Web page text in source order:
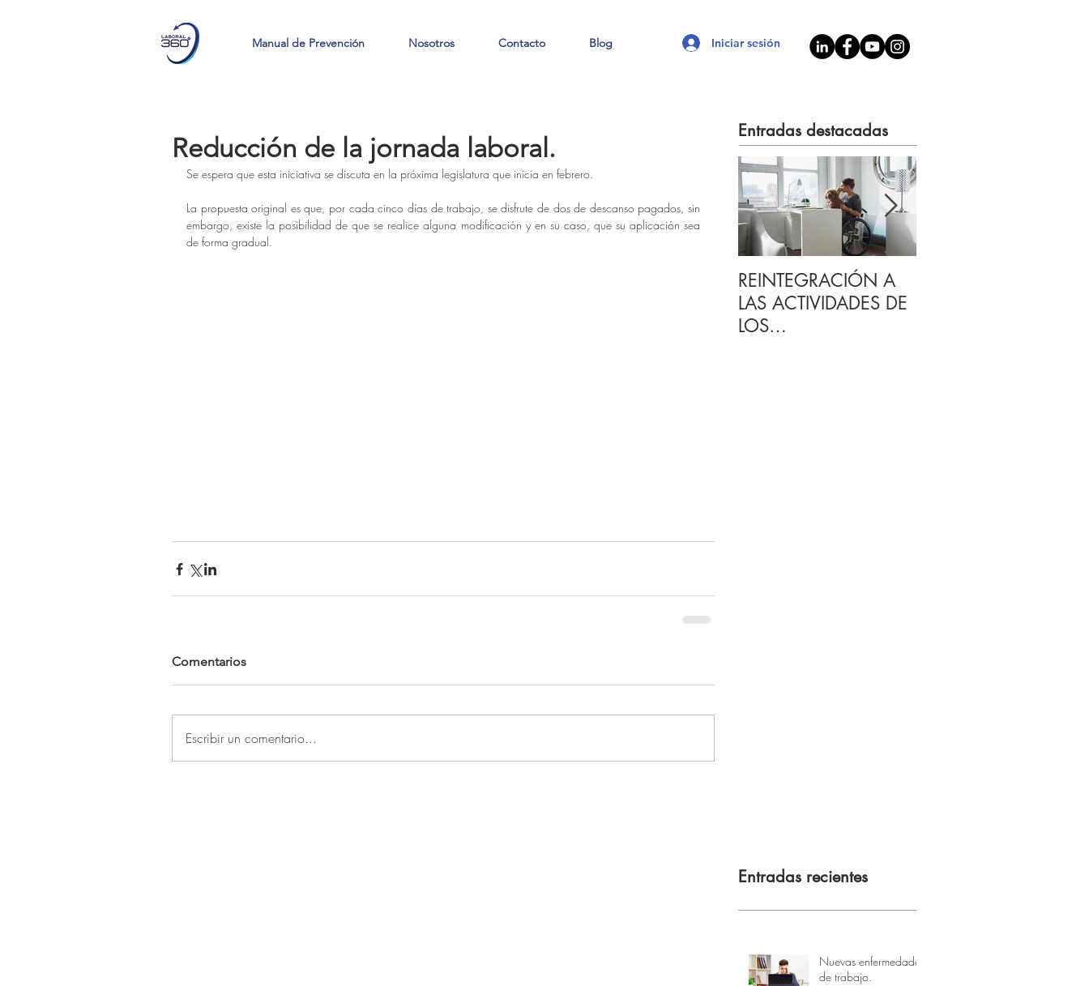
Manual de Prevención Nosotros Contacto Blog Iniciar sesión
Reducción de la jornada laboral.
Se espera que esta iniciativa se discuta en la próxima legislatura que inicia en febrero.
La propuesta original es que, por cada cinco días de trabajo, se disfrute de dos de descanso pagados, sin
embargo, existe la posibilidad de que se realice alguna modificación y en su caso, que su aplicación sea
de forma gradual.
Comentarios
Escribir un comentario...
Entradas destacadas
REINTEGRACIÓN A
LAS ACTIVIDADES DE
LOS
Entradas recientes
Nuevas enfermedades
de trabajo.